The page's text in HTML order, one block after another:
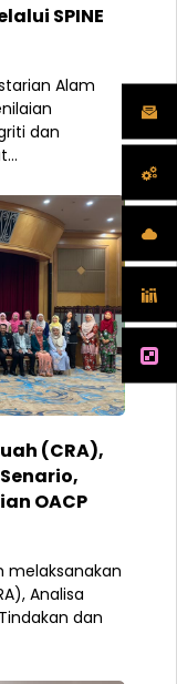
SPINE
Alam
dan
(CRA),
OACP
melaksanakan
Analisa
dan